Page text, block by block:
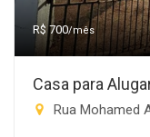
R$ 700/mês
Casa para
Rua Mohamed